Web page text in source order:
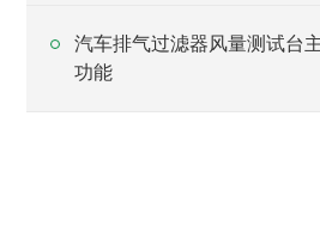
汽车排气过滤器风量测试台
功能